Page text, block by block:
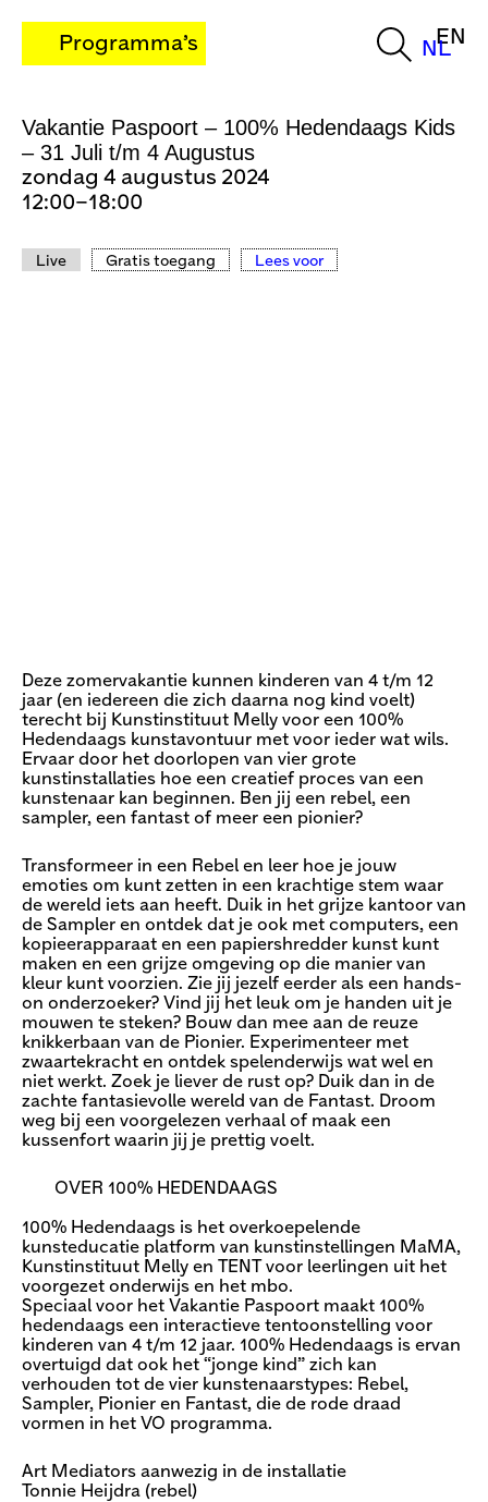
Programma’s NL
EN
Vakantie Paspoort – 100% Hedendaags Kids
– 31 Juli t/m 4 Augustus
zondag 4 augustus 2024
12:00–18:00
Live Gratis toegang Lees voor
Deze zomervakantie kunnen kinderen van 4 t/m 12
jaar (en iedereen die zich daarna nog kind voelt)
terecht bij Kunstinstituut Melly voor een 100%
Hedendaags kunstavontuur met voor ieder wat wils.
Ervaar door het doorlopen van vier grote
kunstinstallaties hoe een creatief proces van een
kunstenaar kan beginnen. Ben jij een rebel, een
sampler, een fantast of meer een pionier?
Transformeer in een Rebel en leer hoe je jouw
emoties om kunt zetten in een krachtige stem waar
de wereld iets aan heeft. Duik in het grijze kantoor van
de Sampler en ontdek dat je ook met computers, een
kopieerapparaat en een papiershredder kunst kunt
maken en een grijze omgeving op die manier van
kleur kunt voorzien. Zie jij jezelf eerder als een hands-
on onderzoeker? Vind jij het leuk om je handen uit je
mouwen te steken? Bouw dan mee aan de reuze
knikkerbaan van de Pionier. Experimenteer met
zwaartekracht en ontdek spelenderwijs wat wel en
niet werkt. Zoek je liever de rust op? Duik dan in de
zachte fantasievolle wereld van de Fantast. Droom
weg bij een voorgelezen verhaal of maak een
kussenfort waarin jij je prettig voelt.
OVER 100% HEDENDAAGS
100% Hedendaags is het overkoepelende
kunsteducatie platform van kunstinstellingen MaMA,
Kunstinstituut Melly en TENT voor leerlingen uit het
voorgezet onderwijs en het mbo.
Speciaal voor het Vakantie Paspoort maakt 100%
hedendaags een interactieve tentoonstelling voor
kinderen van 4 t/m 12 jaar. 100% Hedendaags is ervan
overtuigd dat ook het “jonge kind” zich kan
verhouden tot de vier kunstenaarstypes: Rebel,
Sampler, Pionier en Fantast, die de rode draad
vormen in het VO programma.
Art Mediators aanwezig in de installatie
Tonnie Heijdra (rebel)